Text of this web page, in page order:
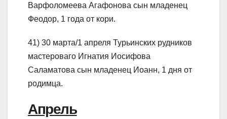
Варфоломеева Агафонова сын младенец
Феодор, 1 года от кори.
41) 30 марта/1 апреля Турьинских рудников
мастероваго Игнатия Иосифова
Саламатова сын младенец Иоанн, 1 дня от
родимца.
Апрель